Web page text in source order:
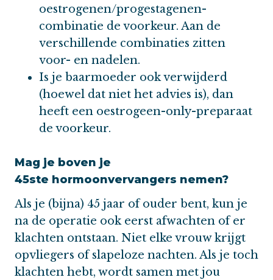
oestrogenen/progestagenen-
combinatie de voorkeur. Aan de
verschillende combinaties zitten
voor- en nadelen.
Is je baarmoeder ook verwijderd
(hoewel dat niet het advies is), dan
heeft een oestrogeen-only-preparaat
de voorkeur.
Mag je boven je
45ste hormoonvervangers nemen?
Als je (bijna) 45 jaar of ouder bent, kun je
na de operatie ook eerst afwachten of er
klachten ontstaan. Niet elke vrouw krijgt
opvliegers of slapeloze nachten. Als je toch
klachten hebt, wordt samen met jou